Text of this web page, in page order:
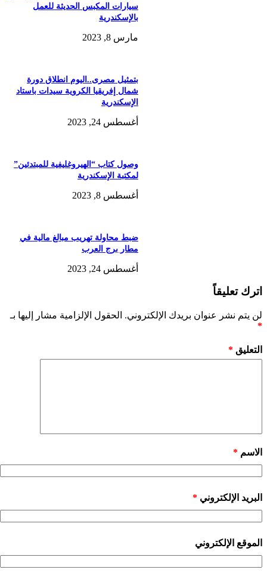
سيارات المكبس الحديثة للعمل
بالإسكندرية
مارس 8, 2023
بتمثيل مصرى..اليوم انطلاق دورة
شمال إفريقيا الكروية سيدات باستاد
الإسكندرية
أغسطس 24, 2023
وصول كتاب “الهيروغليفية للمبتدئين”
لمكتبة الإسكندرية
أغسطس 8, 2023
ضبط محاولة تهريب مبالغ مالية في
مطار برج العرب
أغسطس 24, 2023
اترك تعليقاً
لن يتم نشر عنوان بريدك الإلكتروني. الحقول الإلزامية مشار إليها بـ
*
التعليق *
الاسم *
البريد الإلكتروني *
الموقع الإلكتروني